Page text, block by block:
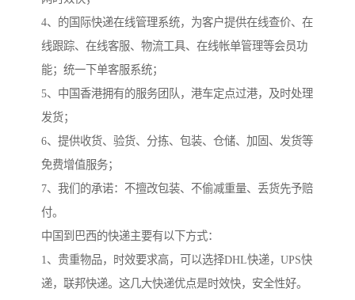
4、的国际快递在线管理系统，为客户提供在线查价、在
线跟踪、在线客服、物流工具、在线帐单管理等会员功
能；统一下单客服系统；
5、中国香港拥有的服务团队，港车定点过港，及时处理
发货；
6、提供收货、验货、分拣、包装、仓储、加固、发货等
免费增值服务；
7、我们的承诺：不擅改包装、不偷减重量、丢货先予赔
付。
中国到巴西的快递主要有以下方式：
1、贵重物品，时效要求高，可以选择DHL快递，UPS快
递，联邦快递。这几大快递优点是时效快，安全性好。